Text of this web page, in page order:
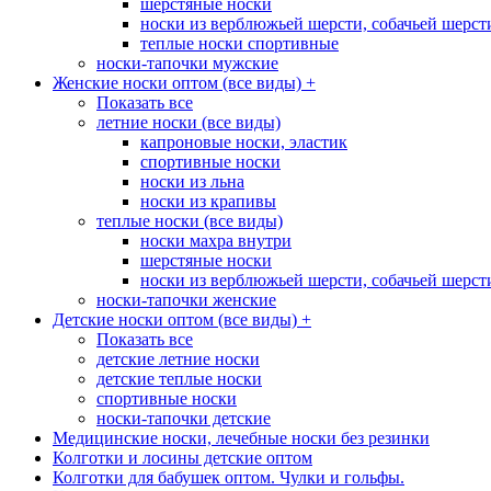
шерстяные носки
носки из верблюжьей шерсти, собачьей
теплые носки спортивные
носки-тапочки мужские
Женские носки оптом (все виды) +
Показать все
летние носки (все виды)
капроновые носки, эластик
спортивные носки
носки из льна
носки из крапивы
теплые носки (все виды)
носки махра внутри
шерстяные носки
носки из верблюжьей шерсти, собачьей
носки-тапочки женские
Детские носки оптом (все виды) +
Показать все
детские летние носки
детские теплые носки
спортивные носки
носки-тапочки детские
Медицинские носки, лечебные носки без резинки
Колготки и лосины детские оптом
Колготки для бабушек оптом. Чулки и гольфы.